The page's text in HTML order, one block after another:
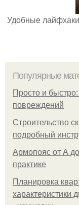
Удобные
Популярные
Просто и
повреждений
Строительство
подробный
Армопояс от А
практике
Планировка
характеристики